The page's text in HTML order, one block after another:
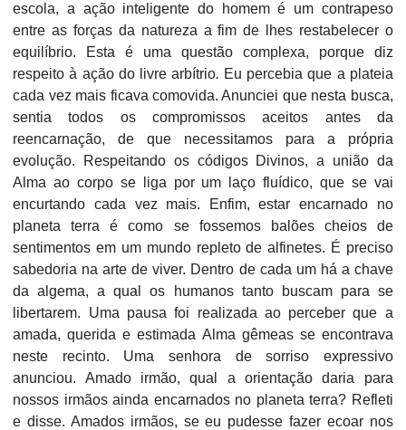
escola, a ação inteligente do homem é um contrapeso
entre as forças da natureza a fim de lhes restabelecer o
equilíbrio. Esta é uma questão complexa, porque diz
respeito à ação do livre arbítrio. Eu percebia que a plateia
cada vez mais ficava comovida. Anunciei que nesta busca,
sentia todos os compromissos aceitos antes da
reencarnação, de que necessitamos para a própria
evolução. Respeitando os códigos Divinos, a união da
Alma ao corpo se liga por um laço fluídico, que se vai
encurtando cada vez mais. Enfim, estar encarnado no
planeta terra é como se fossemos balões cheios de
sentimentos em um mundo repleto de alfinetes. É preciso
sabedoria na arte de viver. Dentro de cada um há a chave
da algema, a qual os humanos tanto buscam para se
libertarem. Uma pausa foi realizada ao perceber que a
amada, querida e estimada Alma gêmeas se encontrava
neste recinto. Uma senhora de sorriso expressivo
anunciou. Amado irmão, qual a orientação daria para
nossos irmãos ainda encarnados no planeta terra? Refleti
e disse. Amados irmãos, se eu pudesse fazer ecoar nos